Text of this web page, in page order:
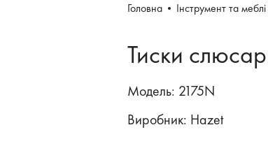
Обладнання для СТО
шиномонтажу
Техогляд і тестування
Зварювання, рихтовка,
Головна Інструмент та меблі
Тиски
Модель: 2175N
Виробник: Hazet